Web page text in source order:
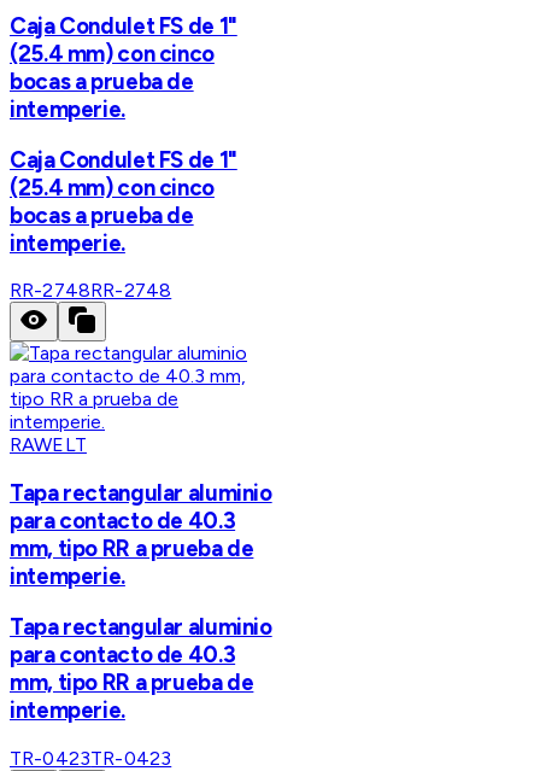
Caja Condulet FS de 1"
(25.4 mm) con cinco
bocas a prueba de
intemperie.
Caja Condulet FS de 1"
(25.4 mm) con cinco
bocas a prueba de
intemperie.
RR-2748RR-2748
RAWELT
Tapa rectangular aluminio
para contacto de 40.3
mm, tipo RR a prueba de
intemperie.
Tapa rectangular aluminio
para contacto de 40.3
mm, tipo RR a prueba de
intemperie.
TR-0423TR-0423